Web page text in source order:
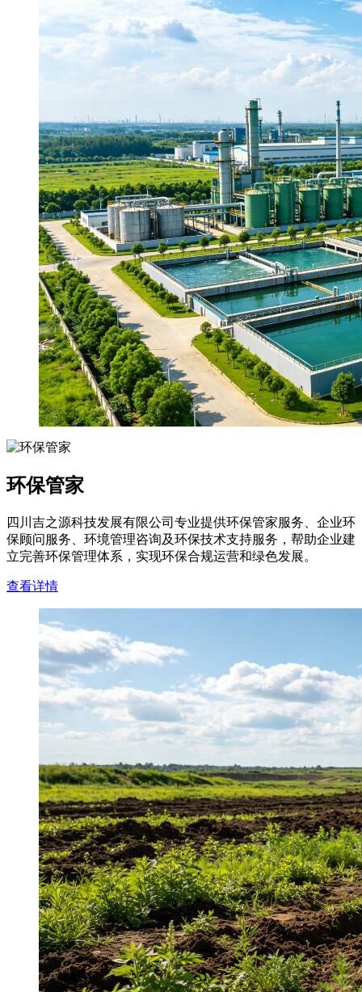
环保管家
四川吉之源科技发展有限公司专业提供环保管家服务、企业环
保顾问服务、环境管理咨询及环保技术支持服务，帮助企业建
立完善环保管理体系，实现环保合规运营和绿色发展。
查看详情